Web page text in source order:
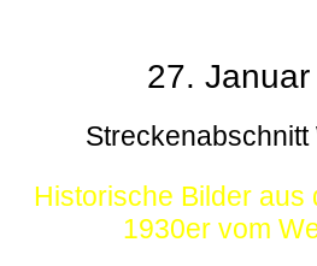
27.
Streckenabschnitt
Historische Bilder aus
1930er vom